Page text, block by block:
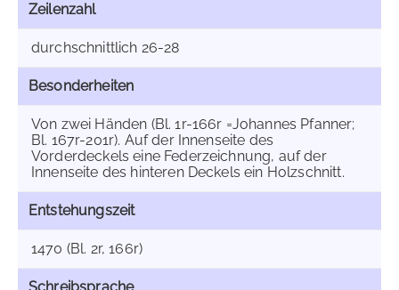
Zeilenzahl
durchschnittlich 26-28
Besonderheiten
Von zwei Händen (Bl. 1r-166r =Johannes Pfanner;
Bl. 167r-201r). Auf der Innenseite des
Vorderdeckels eine Federzeichnung, auf der
Innenseite des hinteren Deckels ein Holzschnitt.
Entstehungszeit
1470 (Bl. 2r, 166r)